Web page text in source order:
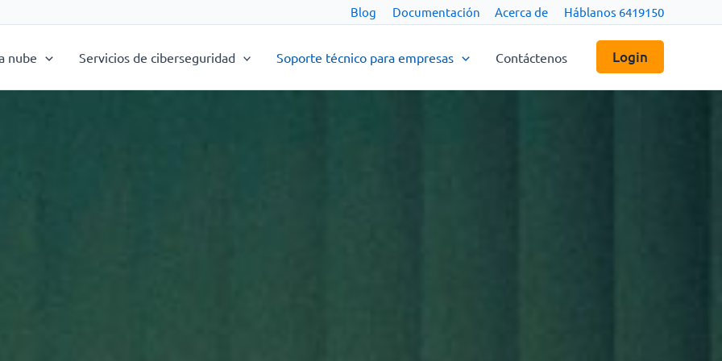
Blog Documentación Acerca de Háblanos 6419150
nube Servicios de ciberseguridad Soporte técnico para empresas Contáctenos Login